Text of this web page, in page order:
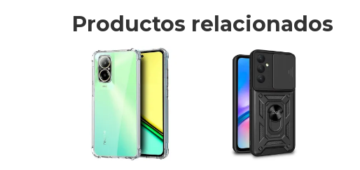
Productos relacionados